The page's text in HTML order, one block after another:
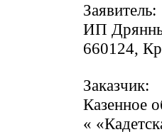
Заявитель:
ИП
660124,
Заказчик:
Казенное
«